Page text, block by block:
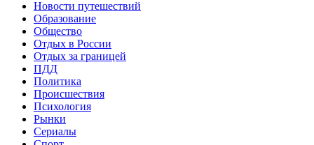
Новости путешествий
Образование
Общество
Отдых в России
Отдых за границей
ПДД
Политика
Происшествия
Психология
Рынки
Сериалы